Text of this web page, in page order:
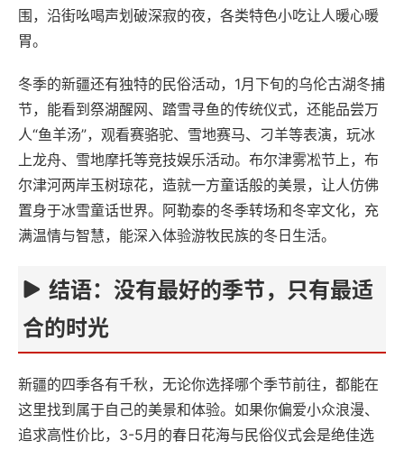
围，沿街吆喝声划破深寂的夜，各类特色小吃让人暖心暖
胃。
冬季的新疆还有独特的民俗活动，1月下旬的乌伦古湖冬捕
节，能看到祭湖醒网、踏雪寻鱼的传统仪式，还能品尝万
人“鱼羊汤”，观看赛骆驼、雪地赛马、刁羊等表演，玩冰
上龙舟、雪地摩托等竞技娱乐活动。布尔津雾凇节上，布
尔津河两岸玉树琼花，造就一方童话般的美景，让人仿佛
置身于冰雪童话世界。阿勒泰的冬季转场和冬宰文化，充
满温情与智慧，能深入体验游牧民族的冬日生活。
结语：没有最好的季节，只有最适
合的时光
新疆的四季各有千秋，无论你选择哪个季节前往，都能在
这里找到属于自己的美景和体验。如果你偏爱小众浪漫、
追求高性价比，3-5月的春日花海与民俗仪式会是绝佳选